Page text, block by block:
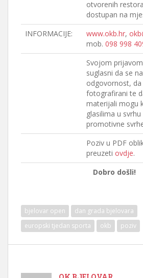
otvorenih
dostupan na
INFORMACIJE:
www.okb.hr,
mob. 098 998
Svojom
suglasni da se
odgovornost,
fotografirani te
materijali mogu
glasilima u
promotivne
Poziv u PDF
preuzeti ovdje.
Dobro došli!
bjelovar open
dan grada bjelovara
europski tjedan sporta
okb poziv